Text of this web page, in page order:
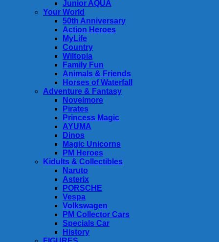
Junior AQUA
Your World
50th Anniversary
Action Heroes
MyLife
Country
Wiltopia
Family Fun
Animals & Friends
Horses of Waterfall
Adventure & Fantasy
Novelmore
Pirates
Princess Magic
AYUMA
Dinos
Magic Unicorns
PM Heroes
Kidults & Collectibles
Naruto
Asterix
PORSCHE
Vespa
Volkswagen
PM Collector Cars
Specials Car
History